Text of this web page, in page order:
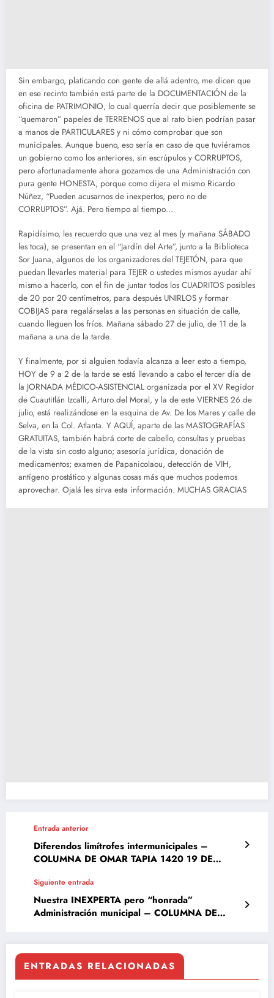
Sin embargo, platicando con gente de allá adentro, me dicen que
en ese recinto también está parte de la DOCUMENTACIÓN de la
oficina de PATRIMONIO, lo cual querría decir que posiblemente se
“quemaron” papeles de TERRENOS que al rato bien podrían pasar
a manos de PARTICULARES y ni cómo comprobar que son
municipales. Aunque bueno, eso sería en caso de que tuviéramos
un gobierno como los anteriores, sin escrúpulos y CORRUPTOS,
pero afortunadamente ahora gozamos de una Administración con
pura gente HONESTA, porque como dijera el mismo Ricardo
Núñez, “Pueden acusarnos de inexpertos, pero no de
CORRUPTOS”. Ajá. Pero tiempo al tiempo…
Rapidísimo, les recuerdo que una vez al mes (y mañana SÁBADO
les toca), se presentan en el “Jardín del Arte”, junto a la Biblioteca
Sor Juana, algunos de los organizadores del TEJETÓN, para que
puedan llevarles material para TEJER o ustedes mismos ayudar ahí
mismo a hacerlo, con el fin de juntar todos los CUADRITOS posibles
de 20 por 20 centímetros, para después UNIRLOS y formar
COBIJAS para regalárselas a las personas en situación de calle,
cuando lleguen los fríos. Mañana sábado 27 de julio, de 11 de la
mañana a una de la tarde.
Y finalmente, por si alguien todavía alcanza a leer esto a tiempo,
HOY de 9 a 2 de la tarde se está llevando a cabo el tercer día de
la JORNADA MÉDICO-ASISTENCIAL organizada por el XV Regidor
de Cuautitlán Izcalli, Arturo del Moral, y la de este VIERNES 26 de
julio, está realizándose en la esquina de Av. De los Mares y calle de
Selva, en la Col. Atlanta. Y AQUÍ, aparte de las MASTOGRAFÍAS
GRATUITAS, también habrá corte de cabello, consultas y pruebas
de la vista sin costo alguno; asesoría jurídica, donación de
medicamentos; examen de Papanicolaou, detección de VIH,
antígeno prostático y algunas cosas más que muchos podemos
aprovechar. Ojalá les sirva esta información. MUCHAS GRACIAS
Entrada anterior
Diferendos limítrofes intermunicipales –
COLUMNA DE OMAR TAPIA 1420 19 DE
Siguiente entrada
Nuestra INEXPERTA pero “honrada”
Administración municipal – COLUMNA DE
ENTRADAS RELACIONADAS